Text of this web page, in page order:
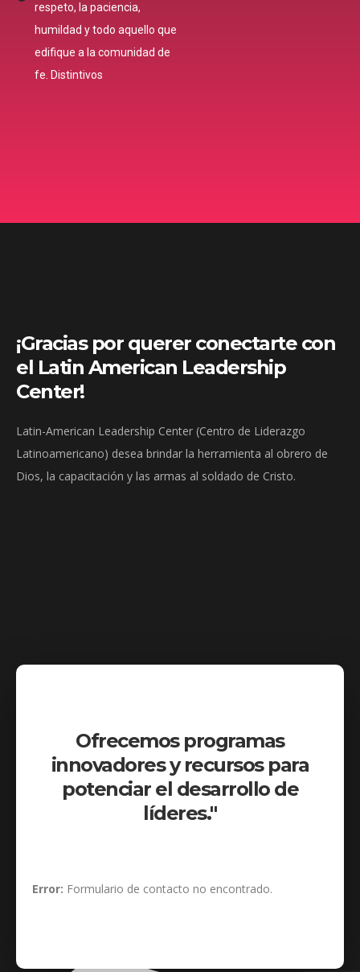
respeto, la paciencia,
humildad y todo aquello que
edifique a la comunidad de
fe. Distintivos
¡Gracias por querer conectarte con
el Latin American Leadership
Center!
Latin-American Leadership Center (Centro de Liderazgo
Latinoamericano) desea brindar la herramienta al obrero de
Dios, la capacitación y las armas al soldado de Cristo.
Ofrecemos programas
innovadores y recursos para
potenciar el desarrollo de
líderes."
Error: Formulario de contacto no encontrado.